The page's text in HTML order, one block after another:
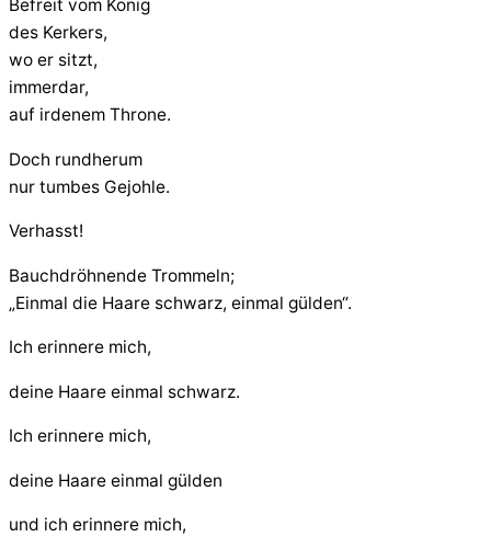
Befreit vom König
des Kerkers,
wo er sitzt,
immerdar,
auf irdenem Throne.
Doch rundherum
nur tumbes Gejohle.
Verhasst!
Bauchdröhnende Trommeln;
„Einmal die Haare schwarz, einmal gülden“.
Ich erinnere mich,
deine Haare einmal schwarz.
Ich erinnere mich,
deine Haare einmal gülden
und ich erinnere mich,